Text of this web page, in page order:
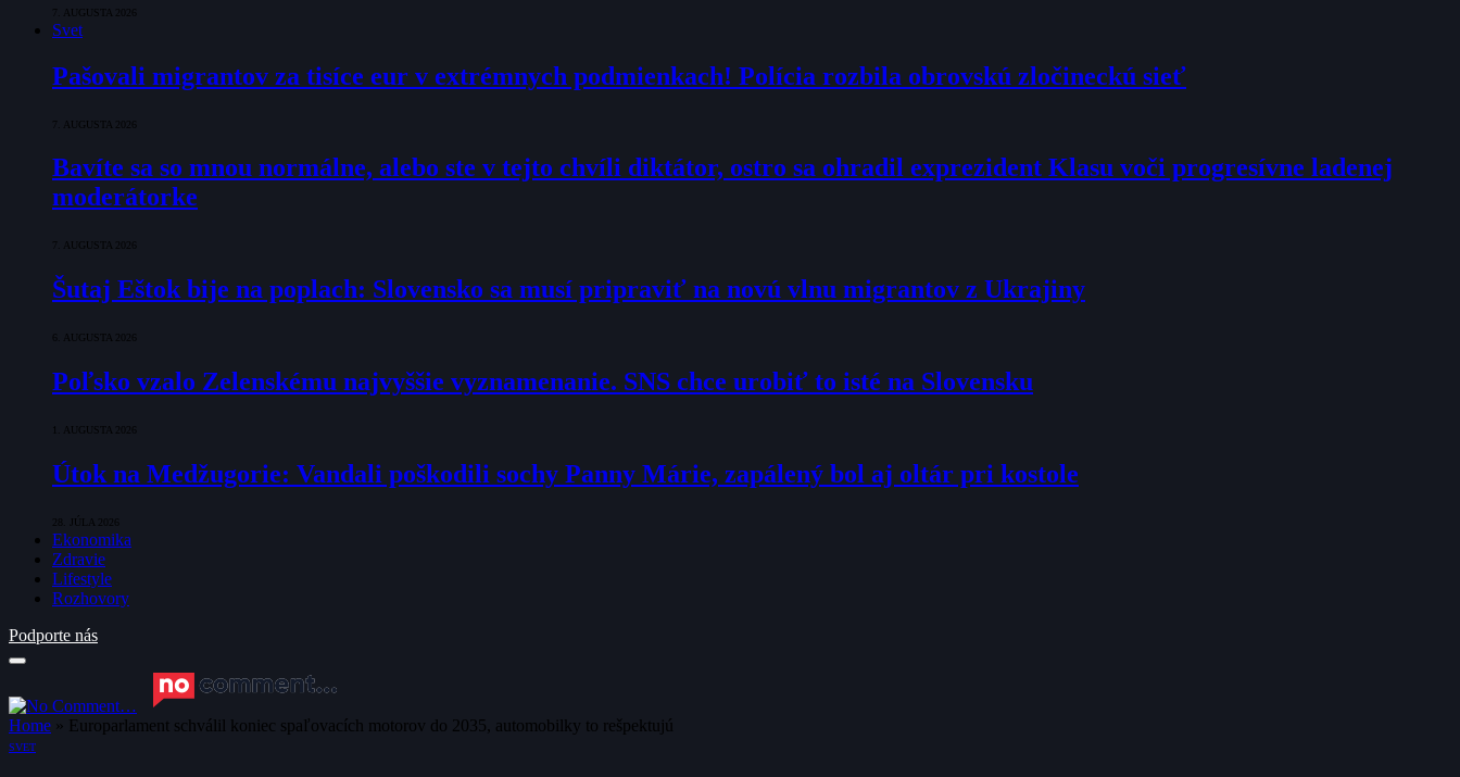
7. AUGUSTA 2026
Svet
Pašovali migrantov za tisíce eur v extrémnych podmienkach! Polícia rozbila obrovskú zločineckú sieť
7. AUGUSTA 2026
Bavíte sa so mnou normálne, alebo ste v tejto chvíli diktátor, ostro sa ohradil exprezident Klasu voči progresívne ladenej
moderátorke
7. AUGUSTA 2026
Šutaj Eštok bije na poplach: Slovensko sa musí pripraviť na novú vlnu migrantov z Ukrajiny
6. AUGUSTA 2026
Poľsko vzalo Zelenskému najvyššie vyznamenanie. SNS chce urobiť to isté na Slovensku
1. AUGUSTA 2026
Útok na Medžugorie: Vandali poškodili sochy Panny Márie, zapálený bol aj oltár pri kostole
28. JÚLA 2026
Ekonomika
Zdravie
Lifestyle
Rozhovory
Podporte nás
Home » Europarlament schválil koniec spaľovacích motorov do 2035, automobilky to rešpektujú
SVET